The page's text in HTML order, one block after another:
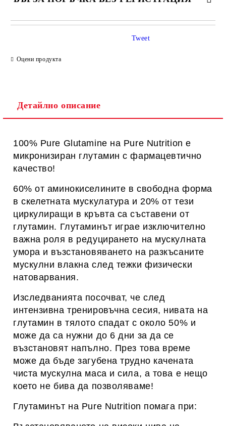
САМО ПОПЪЛНЕТЕ 1 ПОЛЕ
Ние ще се свържем с вас в рамките на работния ден.
Оцени продукта
Tweet
Детайлно описание
100% Pure Glutamine на Pure Nutrition e
микронизиран глутамин с фармацевтично
качество!
60% от аминокиселините в свободна форма
в скелетната мускулатура и 20% от тези
циркулиращи в кръвта са съставени от
глутамин. Глутаминът играе изключително
важна роля в редуцирането на мускулната
умора и възстановяването на разкъсаните
мускулни влакна след тежки физически
натоварвания.
Изследванията посочват, че след
интензивна тренировъчна сесия, нивата на
глутамин в тялото спадат с около 50% и
може да са нужни до 6 дни за да се
възстановят напълно. През това време
може да бъде загубена трудно качената
чиста мускулна маса и сила, а това е нещо
което не бива да позволяваме!
Глутаминът на Pure Nutrition помага при: